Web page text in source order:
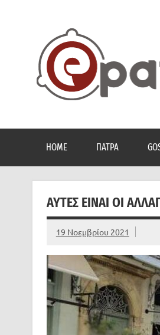
HOME ΠΆΤΡΑ
ΑΥΤΈΣ ΕΊΝΑΙ ΟΙ
19 Νοεμβρίου 2021